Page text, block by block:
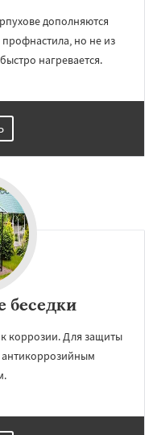
дополняются
но не из
нагревается.
беседки
коррозии. Для защиты